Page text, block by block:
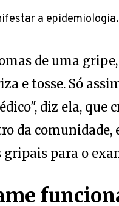
a epidemiologia.
de uma
e tosse. Só
diz ela, que
da comunidade,
para o